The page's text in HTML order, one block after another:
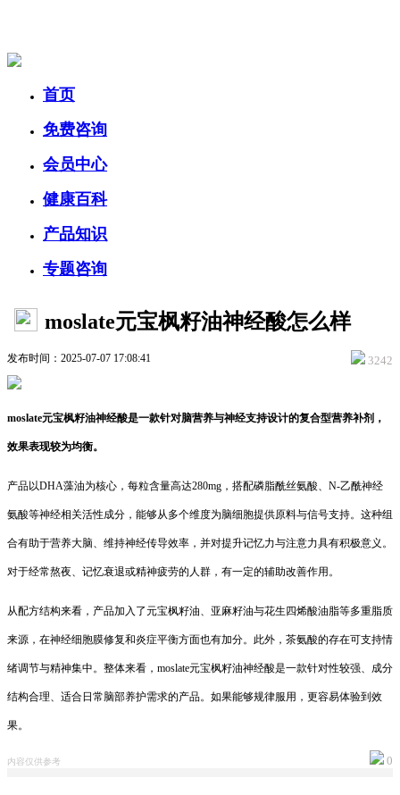
首页
免费咨询
会员中心
健康百科
产品知识
专题咨询
moslate元宝枫籽油神经酸怎么样
发布时间：2025-07-07 17:08:41 3242
moslate元宝枫籽油神经酸是一款针对脑营养与神经支持设计的复合型营养补剂，
效果表现较为均衡。
产品以DHA藻油为核心，每粒含量高达280mg，搭配磷脂酰丝氨酸、N-乙酰神经
氨酸等神经相关活性成分，能够从多个维度为脑细胞提供原料与信号支持。这种组
合有助于营养大脑、维持神经传导效率，并对提升记忆力与注意力具有积极意义。
对于经常熬夜、记忆衰退或精神疲劳的人群，有一定的辅助改善作用。
从配方结构来看，产品加入了元宝枫籽油、亚麻籽油与花生四烯酸油脂等多重脂质
来源，在神经细胞膜修复和炎症平衡方面也有加分。此外，茶氨酸的存在可支持情
绪调节与精神集中。整体来看，moslate元宝枫籽油神经酸是一款针对性较强、成分
结构合理、适合日常脑部养护需求的产品。如果能够规律服用，更容易体验到效
果。
内容仅供参考 0